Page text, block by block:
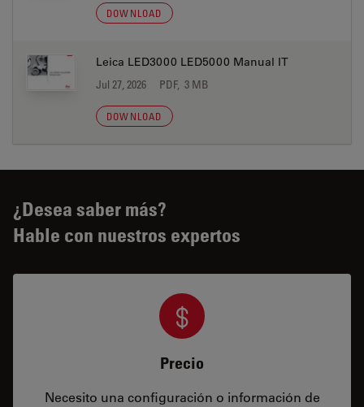
DOWNLOAD
Leica LED3000 LED5000 Manual IT
Jul 27, 2026 PDF, 3 MB
DOWNLOAD
¿Desea saber más?
Hable con nuestros expertos
Precio
Necesito una configuración o información de